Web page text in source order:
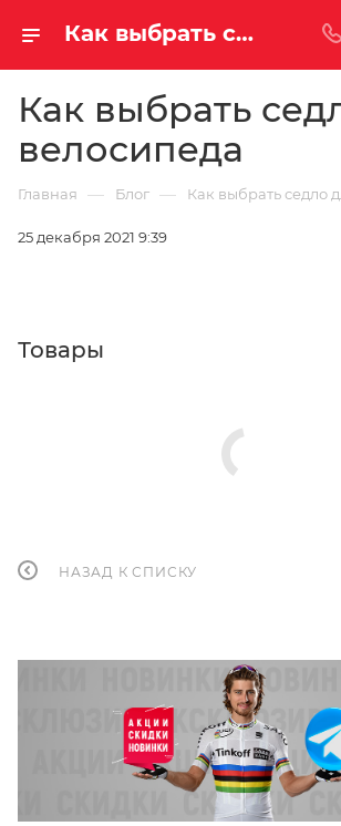
Как выбрать седло для велосипеда | Седла для велосипеда | Блог | Магазин Велосаратов
Как выбрать
велосипеда
Главная — Блог — Как выбрать седло
25 декабря 2021 9:39
Товары
НАЗАД К СПИСКУ